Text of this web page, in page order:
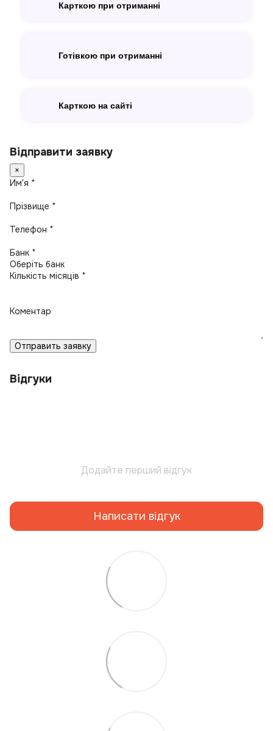
Карткою при отриманні
Готівкою при отриманні
Карткою на сайті
Відправити заявку
×
Имʼя *
Прізвище *
Телефон *
Банк *
Кількість місяців *
Коментар
Отправить заявку
Відгуки
Додайте перший відгук
Написати відгук